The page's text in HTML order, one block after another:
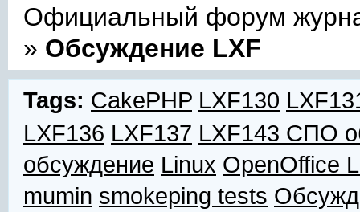
Официальный форум
» Обсуждение LXF
Tags: CakePHP LXF130
LXF136 LXF137 LXF143 СПО
обсуждение Linux OpenOffice
mumin smokeping tests